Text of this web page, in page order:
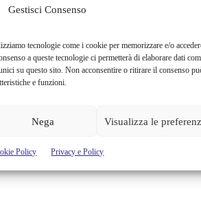
Gestisci Consenso
tecnologie come i cookie per memorizzare e/o
a queste tecnologie ci permetterà di elaborare dati
su questo sito. Non acconsentire o ritirare il consenso
e funzioni.
Nega Visualizza le
Policy Privacy e Policy